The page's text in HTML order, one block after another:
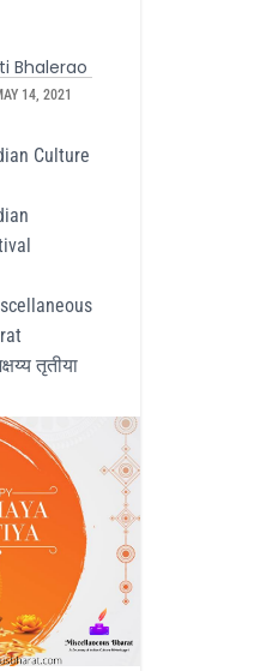
Bhalerao
14, 2021
Culture
तृतीया